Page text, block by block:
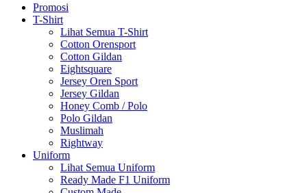
Promosi
T-Shirt
Lihat Semua T-Shirt
Cotton Orensport
Cotton Gildan
Eightsquare
Jersey Oren Sport
Jersey Gildan
Honey Comb / Polo
Polo Gildan
Muslimah
Rightway
Uniform
Lihat Semua Uniform
Ready Made F1 Uniform